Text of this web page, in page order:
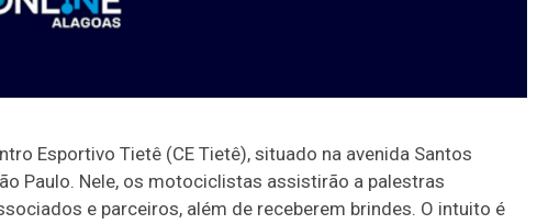
Esportivo Tietê (CE Tietê), situado na avenida Santos
Paulo. Nele, os motociclistas assistirão a palestras
e parceiros, além de receberem brindes. O intuito é